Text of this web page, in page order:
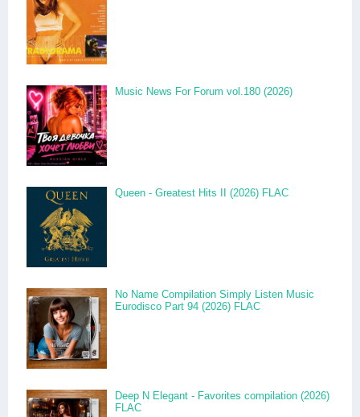
Music News For Forum vol.180 (2026)
Queen - Greatest Hits II (2026) FLAC
No Name Compilation Simply Listen Music
Eurodisco Part 94 (2026) FLAC
Deep N Elegant - Favorites compilation (2026)
FLAC